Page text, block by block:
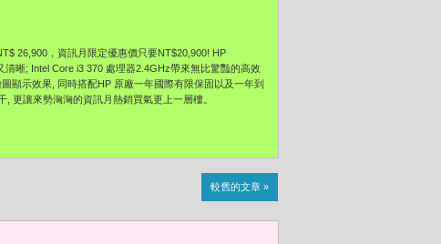
26,900，資訊月限定優惠價只要NT$20,900! HP
晰; Intel Core i3 370 處理器2.4GHz帶來無比驚豔的高效
顯示效果, 同時搭配HP 原廠一年國際有限保固以及一年到
更讓來勢洶洶的資訊月熱銷買氣更上一層樓。
較舊的文章 »